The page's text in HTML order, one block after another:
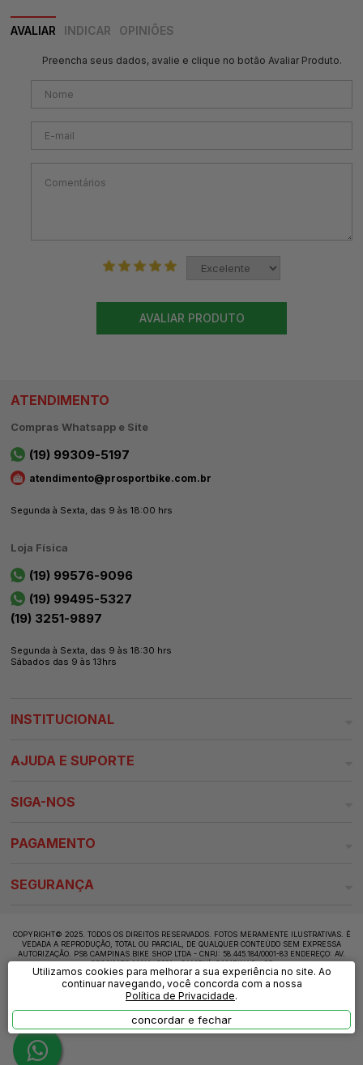
AVALIAR INDICAR OPINIÕES
Preencha seus dados, avalie e clique no botão Avaliar Produto.
AVALIAR PRODUTO
ATENDIMENTO
Compras Whatsapp e Site
(19) 99309-5197
atendimento@prosportbike.com.br
Segunda à Sexta, das 9 às 18:00 hrs
Loja Física
(19) 99576-9096
(19) 99495-5327
(19) 3251-9897
Segunda à Sexta, das 9 às 18:30 hrs
Sábados das 9 às 13hrs
INSTITUCIONAL
AJUDA E SUPORTE
SIGA-NOS
PAGAMENTO
SEGURANÇA
COPYRIGHT© 2025. TODOS OS DIREITOS RESERVADOS. FOTOS MERAMENTE ILUSTRATIVAS. É
VEDADA A REPRODUÇÃO, TOTAL OU PARCIAL, DE QUALQUER CONTEÚDO SEM EXPRESSA
AUTORIZAÇÃO. PS8 CAMPINAS BIKE SHOP LTDA - CNPJ: 58.445.184/0001-83 ENDEREÇO: AV.
OROSIMBO MAIA, 2001 - CAMBUÍ, CAMPINAS - SP
Utilizamos cookies para melhorar a sua experiência no site. Ao
continuar navegando, você concorda com a nossa
Política de Privacidade.
concordar e fechar